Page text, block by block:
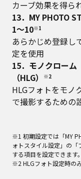
カーブ効果を得ら
13．MY PHOTO
1〜10※1
あらかじめ登録し
定を使用
15．モノクローム
（HLG）
※2
HLGフォトをモノ
で撮影するための
※1 初期設定では「MY
ォトスタイル設定」の
する項目を設定できます。
※2 HLGフォト設定時の